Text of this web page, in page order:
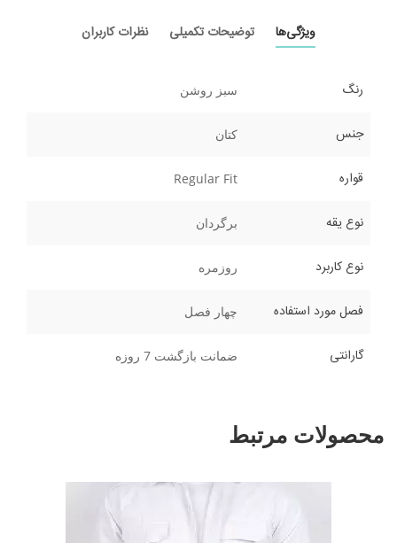
ویژگی‌ها توضیحات تکمیلی نظرات کاربران
رنگ سبز روشن
جنس کتان
قواره Regular Fit
نوع یقه برگردان
نوع کاربرد روزمره
فصل مورد استفاده چهار فصل
گارانتی ضمانت بازگشت 7 روزه
محصولات مرتبط